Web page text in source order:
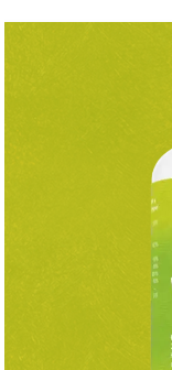
Bildergalerie überspringen